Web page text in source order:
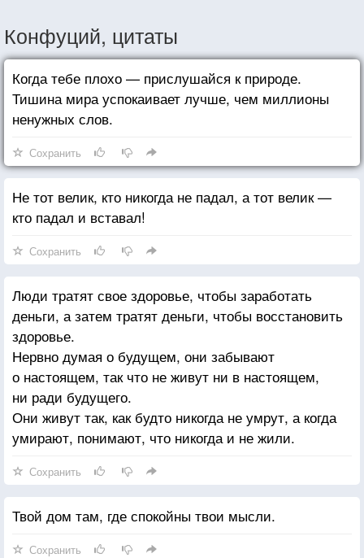
Конфуций, цитаты
Когда тебе плохо — прислушайся к природе.
Тишина мира успокаивает лучше, чем миллионы
ненужных слов.
Сохранить
Не тот велик, кто никогда не падал, а тот велик —
кто падал и вставал!
Сохранить
Люди тратят свое здоровье, чтобы заработать
деньги, а затем тратят деньги, чтобы восстановить
здоровье.
Нервно думая о будущем, они забывают
о настоящем, так что не живут ни в настоящем,
ни ради будущего.
Они живут так, как будто никогда не умрут, а когда
умирают, понимают, что никогда и не жили.
Сохранить
Твой дом там, где спокойны твои мысли.
Сохранить